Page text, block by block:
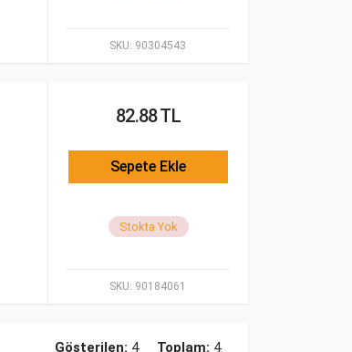
SKU: 90304543
SKU: 90184061
82.88 TL
Sepete Ekle
Stokta Yok
Gösterilen: 4 Toplam: 4